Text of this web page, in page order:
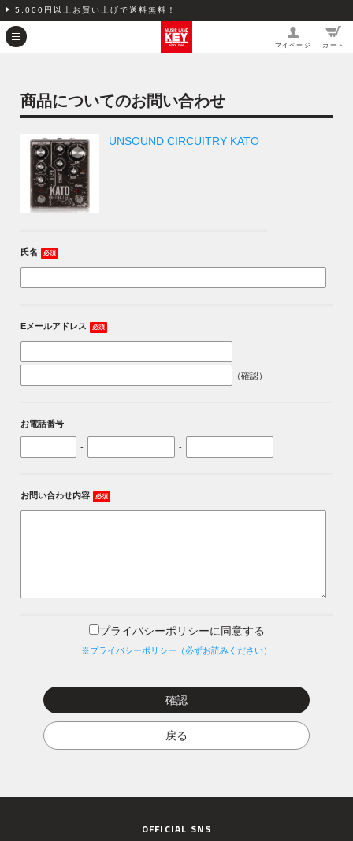
5,000円以上お買い上げで送料無料！
マイページ カート
商品についてのお問い合わせ
UNSOUND CIRCUITRY KATO
氏名 必須
Eメールアドレス 必須
（確認）
お電話番号
- -
お問い合わせ内容 必須
プライバシーポリシーに同意する
※プライバシーポリシー（必ずお読みください）
OFFICIAL SNS